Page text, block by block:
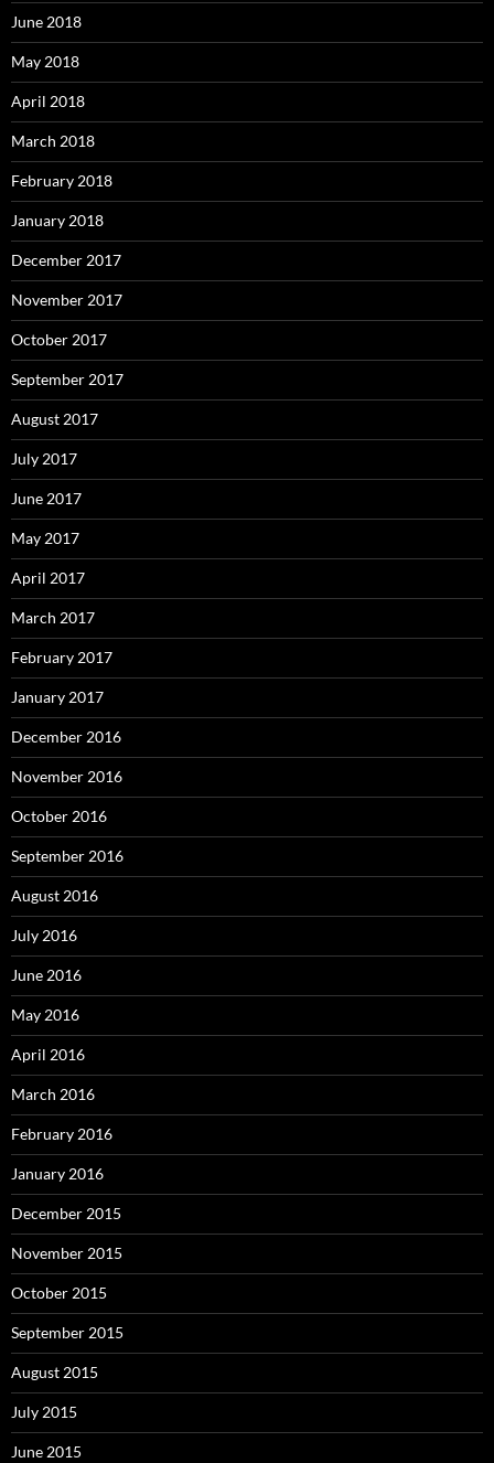
June 2018
May 2018
April 2018
March 2018
February 2018
January 2018
December 2017
November 2017
October 2017
September 2017
August 2017
July 2017
June 2017
May 2017
April 2017
March 2017
February 2017
January 2017
December 2016
November 2016
October 2016
September 2016
August 2016
July 2016
June 2016
May 2016
April 2016
March 2016
February 2016
January 2016
December 2015
November 2015
October 2015
September 2015
August 2015
July 2015
June 2015